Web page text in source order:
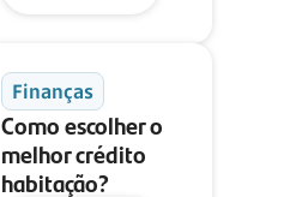
Finanças
Como escolher o
melhor crédito
habitação?